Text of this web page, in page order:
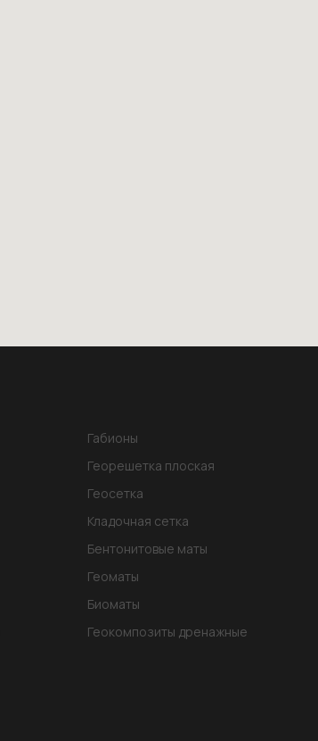
Габионы
Георешетка плоская
Геосетка
Кладочная сетка
Бентонитовые маты
Геоматы
Биоматы
Геокомпозиты дренажные